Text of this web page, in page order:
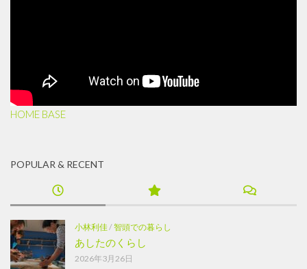
HOME BASE
POPULAR & RECENT
小林利佳/智頭での暮らし
あしたのくらし
2026年3月26日